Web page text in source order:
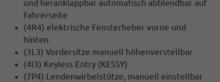
und heranklappbar automatisch abblendbar auf
Fahrerseite
(4R4) elektrische Fensterheber vorne und
hinten
(3L3) Vordersitze manuell höhenverstellbar
(4I3) Keyless Entry (KESSY)
(7P4) Lendenwirbelstütze, manuell einstellbar